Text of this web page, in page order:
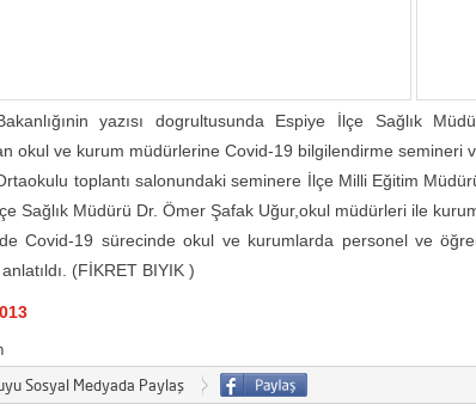
yazısı dogrultusunda Espiye İlçe Sağlık
okul ve kurum müdürlerine Covid-19 bilgilendirme semineri
toplantı salonundaki seminere İlçe Milli Eğitim
Sağlık Müdürü Dr. Ömer Şafak Uğur,okul müdürleri ile
Covid-19 sürecinde okul ve kurumlarda personel ve
(FİKRET BIYIK )
Sosyal Medyada Paylaş